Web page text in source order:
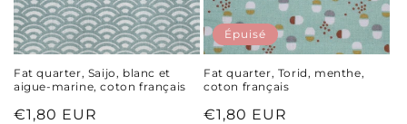
Fat quarter, Saijo, blanc et
aigue-marine, coton français
Prix
€1,80 EUR
Épuisé
Fat quarter, Torid, menthe,
coton français
Prix
€1,80 EUR